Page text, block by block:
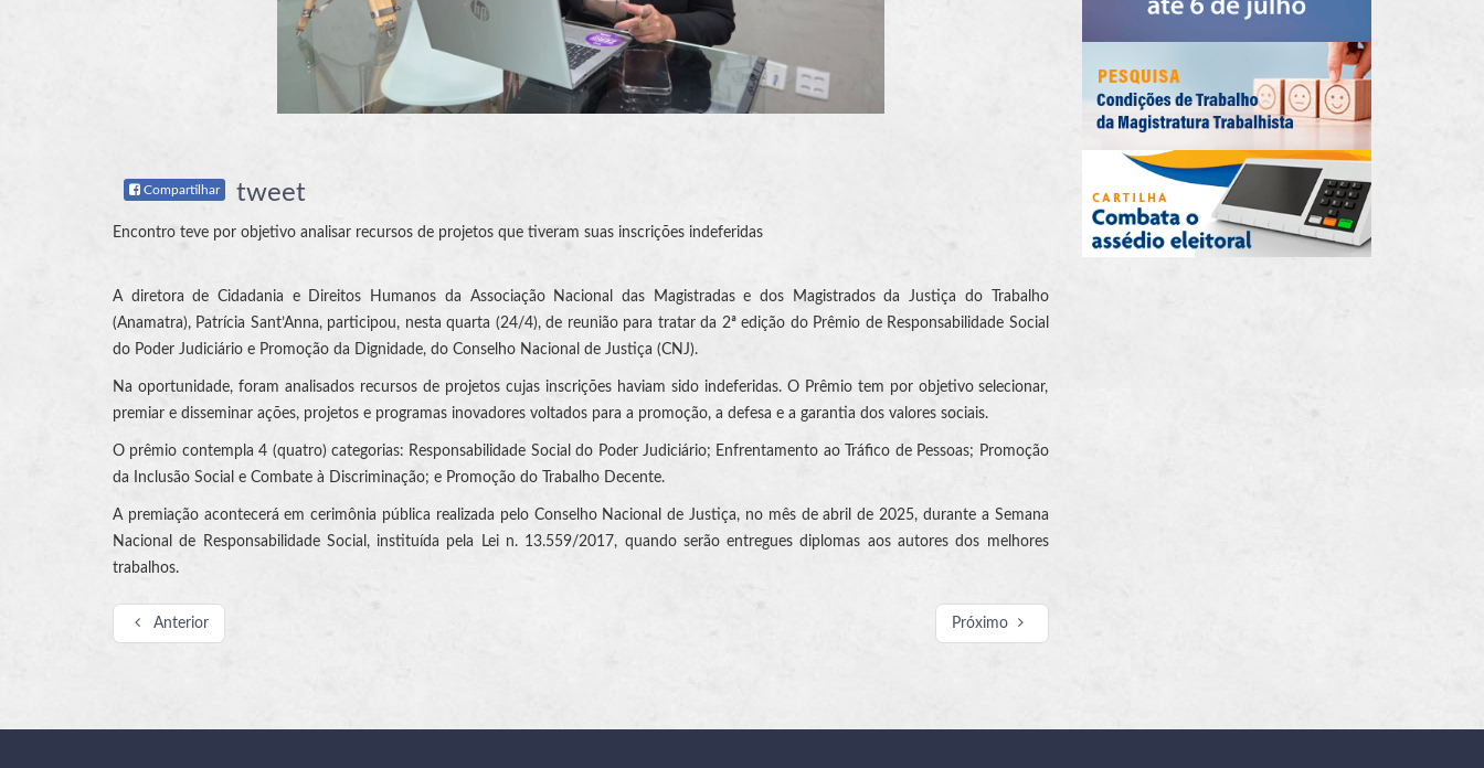
Compartilhar tweet
Encontro teve por objetivo analisar recursos de projetos que tiveram suas inscrições indeferidas
A diretora de Cidadania e Direitos Humanos da Associação Nacional das Magistradas e dos Magistrados da Justiça do Trabalho
(Anamatra), Patrícia Sant’Anna, participou, nesta quarta (24/4), de reunião para tratar da 2ª edição do Prêmio de Responsabilidade Social
do Poder Judiciário e Promoção da Dignidade, do Conselho Nacional de Justiça (CNJ).
Na oportunidade, foram analisados recursos de projetos cujas inscrições haviam sido indeferidas. O Prêmio tem por objetivo selecionar,
premiar e disseminar ações, projetos e programas inovadores voltados para a promoção, a defesa e a garantia dos valores sociais.
O prêmio contempla 4 (quatro) categorias: Responsabilidade Social do Poder Judiciário; Enfrentamento ao Tráfico de Pessoas; Promoção
da Inclusão Social e Combate à Discriminação; e Promoção do Trabalho Decente.
A premiação acontecerá em cerimônia pública realizada pelo Conselho Nacional de Justiça, no mês de abril de 2025, durante a Semana
Nacional de Responsabilidade Social, instituída pela Lei n. 13.559/2017, quando serão entregues diplomas aos autores dos melhores
trabalhos.
Anterior Próximo